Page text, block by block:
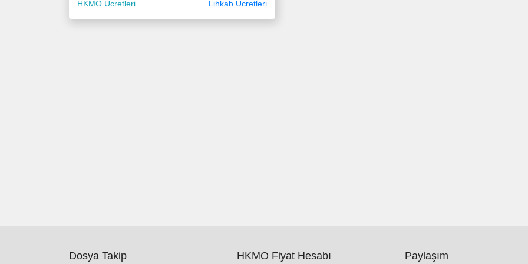
HKMO Ücretleri Lihkab Ücretleri
Dosya Takip HKMO Fiyat Hesabı Paylaşım